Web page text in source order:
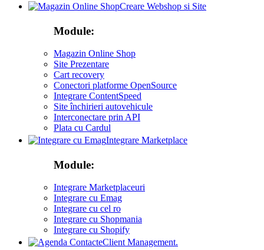
Creare Webshop si Site
Module:
Magazin Online Shop
Site Prezentare
Cart recovery
Conectori platforme OpenSource
Integrare ContentSpeed
Site închirieri autovehicule
Interconectare prin API
Plata cu Cardul
Integrare Marketplace
Module:
Integrare Marketplaceuri
Integrare cu Emag
Integrare cu cel ro
Integrare cu Shopmania
Integrare cu Shopify
Client Management.